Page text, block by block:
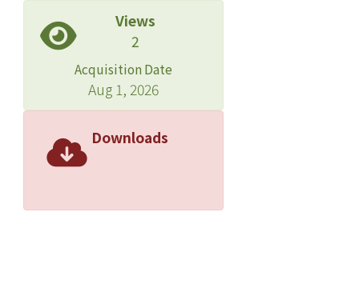
Views
2
Acquisition Date
Aug 1, 2026
Downloads